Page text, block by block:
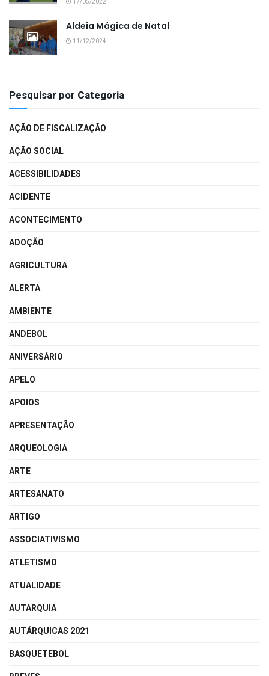
17/05/2022
Aldeia Mágica de Natal
11/12/2024
Pesquisar por Categoria
AÇÃO DE FISCALIZAÇÃO
AÇÃO SOCIAL
ACESSIBILIDADES
ACIDENTE
ACONTECIMENTO
ADOÇÃO
AGRICULTURA
ALERTA
AMBIENTE
ANDEBOL
ANIVERSÁRIO
APELO
APOIOS
APRESENTAÇÃO
ARQUEOLOGIA
ARTE
ARTESANATO
ARTIGO
ASSOCIATIVISMO
ATLETISMO
ATUALIDADE
AUTARQUIA
AUTÁRQUICAS 2021
BASQUETEBOL